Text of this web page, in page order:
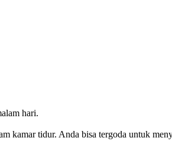
hari.
kamar tidur. Anda bisa tergoda untuk